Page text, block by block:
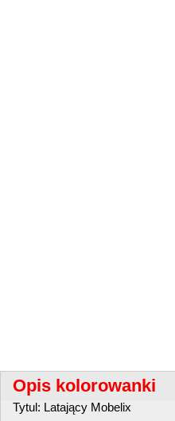
Opis kolorowanki
Tytul: Latający Mobelix